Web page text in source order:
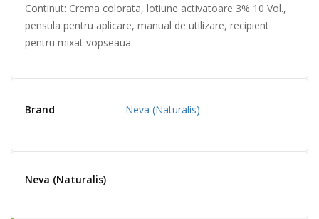
Continut: Crema colorata, lotiune activatoare 3% 10 Vol.,
pensula pentru aplicare, manual de utilizare, recipient
pentru mixat vopseaua.
Brand Neva (Naturalis)
Neva (Naturalis)